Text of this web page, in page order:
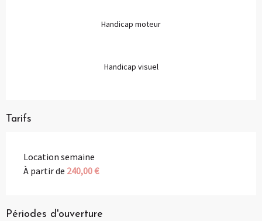
Handicap moteur
Handicap visuel
Tarifs
Location semaine
À partir de 240,00 €
Périodes d'ouverture